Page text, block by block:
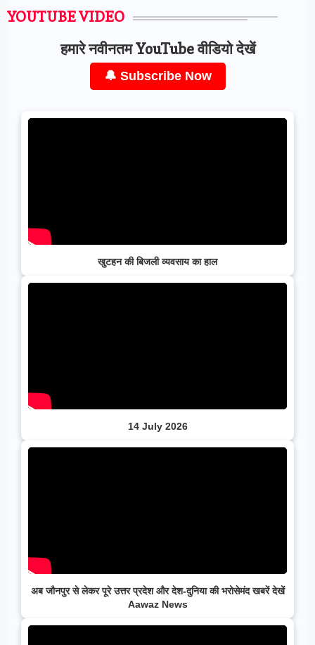
YOUTUBE VIDEO
हमारे नवीनतम YouTube वीडियो देखें
🔔 Subscribe Now
खुटहन की बिजली व्यवसाय का हाल
14 July 2026
अब जौनपुर से लेकर पूरे उत्तर प्रदेश और देश-दुनिया की भरोसेमंद खबरें देखें
Aawaz News